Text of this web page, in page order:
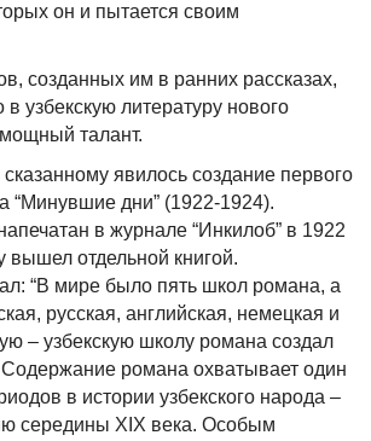
он и пытается своим
созданных им в ранних рассказах,
в узбекскую литературу нового
талант.
явилось создание первого
“Минувшие дни” (1922-1924).
в журнале “Инкилоб” в 1922
вышел отдельной книгой.
“В мире было пять школ романа, а
русская, английская, немецкая и
– узбекскую школу романа создал
романа охватывает один
в истории узбекского народа –
середины ХIХ века. Особым